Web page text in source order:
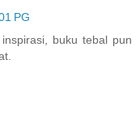
PG
buku tebal pun